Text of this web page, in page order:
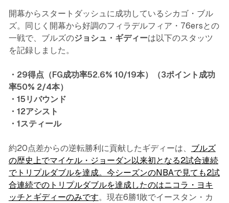
開幕からスタートダッシュに成功しているシカゴ・ブル
ズ。同じく開幕から好調のフィラデルフィア・76ersとの
一戦で、ブルズのジョシュ・ギディーは以下のスタッツ
を記録しました。
・29得点（FG成功率52.6% 10/19本）（3ポイント成功
率50% 2/4本）
・15リバウンド
・12アシスト
・1スティール
約20点差からの逆転勝利に貢献したギディーは、 ブルズ
の歴史上でマイケル・ジョーダン以来初となる2試合連続
でトリプルダブルを達成。今シーズンのNBAで見ても2試
合連続でのトリプルダブルを達成したのはニコラ・ヨキ
ッチとギディーのみです。現在6勝1敗でイースタン・カ